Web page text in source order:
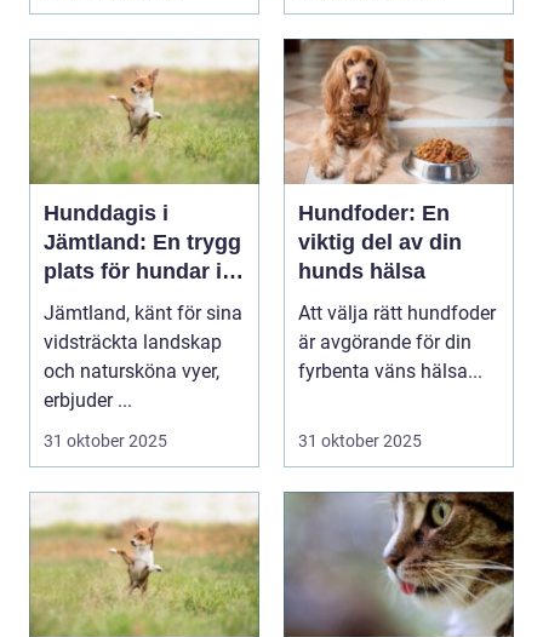
Hunddagis i
Jämtland: En trygg
plats för hundar i
vårt vackra
landskap
Jämtland, känt för sina
vidsträckta landskap
och natursköna vyer,
erbjuder ...
31 oktober 2025
Hundfoder: En
viktig del av din
hunds hälsa
Att välja rätt hundfoder
är avgörande för din
fyrbenta väns hälsa...
31 oktober 2025